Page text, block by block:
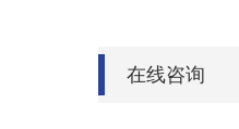
在线咨询